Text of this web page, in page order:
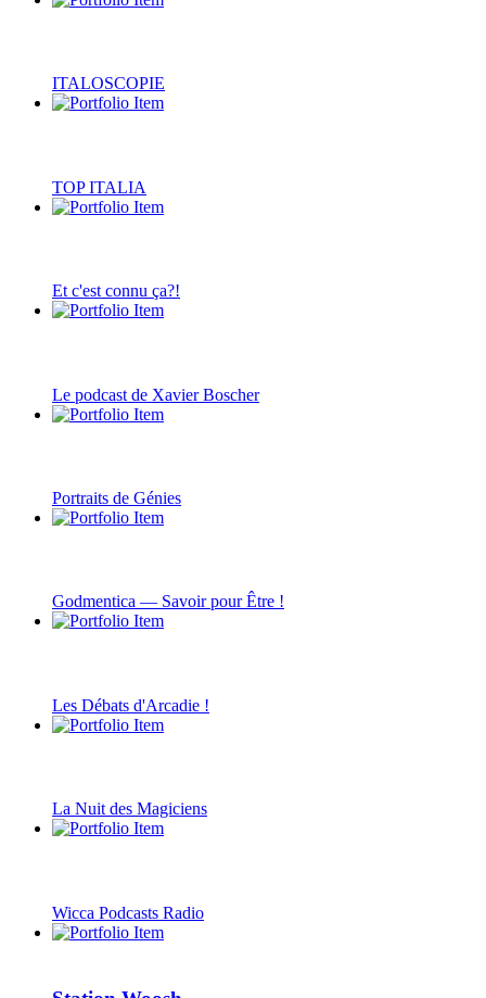
ITALOSCOPIE
TOP ITALIA
Et c'est connu ça?!
Le podcast de Xavier Boscher
Portraits de Génies
Godmentica — Savoir pour Être !
Les Débats d'Arcadie !
La Nuit des Magiciens
Wicca Podcasts Radio